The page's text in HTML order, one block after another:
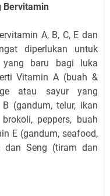
Bervitamin
A, B, C, E dan
diperlukan untuk
yang baru bagi luka
Vitamin A (buah &
atau sayur yang
(gandum, telur, ikan
peppers, buah
E (gandum, seafood,
dan Seng (tiram dan